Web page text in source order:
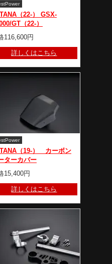
（22-） GSX-
GT（22-）
116,600円
詳しくはこちら
（19-） カーボン
ターカバー
15,400円
詳しくはこちら